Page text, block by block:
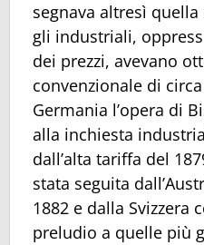
segnava altresì
gli industriali,
dei prezzi, avevano
convenzionale di
Germania l’opera di
alla inchiesta
dall’alta tariffa del
stata seguita
1882 e dalla Svizzera
preludio a quelle più